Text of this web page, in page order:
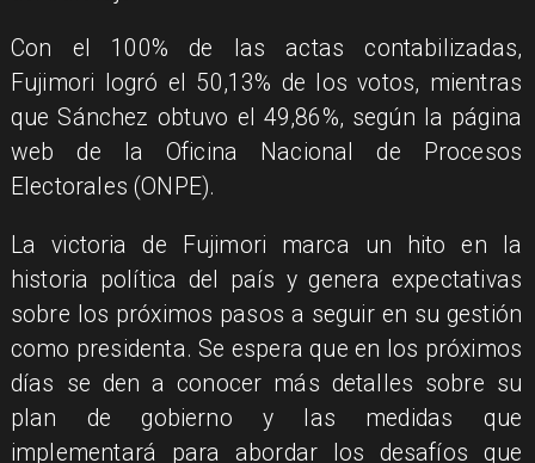
Con el 100% de las actas contabilizadas,
Fujimori logró el 50,13% de los votos, mientras
que Sánchez obtuvo el 49,86%, según la página
web de la Oficina Nacional de Procesos
Electorales (ONPE).
La victoria de Fujimori marca un hito en la
historia política del país y genera expectativas
sobre los próximos pasos a seguir en su gestión
como presidenta. Se espera que en los próximos
días se den a conocer más detalles sobre su
plan de gobierno y las medidas que
implementará para abordar los desafíos que